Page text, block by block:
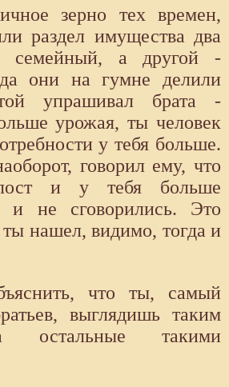
зерно тех времен,
раздел имущества два
семейный, а другой -
они на гумне делили
упрашивал брата -
урожая, ты человек
у тебя больше.
говорил ему, что
и у тебя больше
и не сговорились. Это
ты нашел, видимо, тогда и
что ты, самый
выглядишь таким
остальные такими